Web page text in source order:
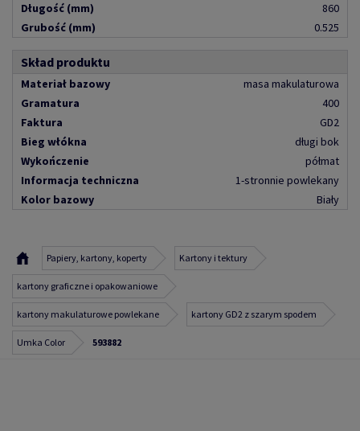
Długość (mm)
860
Grubość (mm)
0.525
Skład produktu
Materiał bazowy
masa makulaturowa
Gramatura
400
Faktura
GD2
Bieg włókna
długi bok
Wykończenie
półmat
Informacja techniczna
1-stronnie powlekany
Kolor bazowy
Biały
Papiery, kartony, koperty Kartony i tektury
kartony graficzne i opakowaniowe
kartony makulaturowe powlekane kartony GD2 z szarym spodem
Umka Color 593882